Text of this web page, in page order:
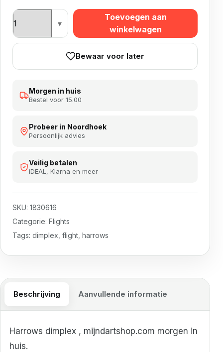
Dimplex aantal
Toevoegen aan
winkelwagen
Bewaar voor later
Morgen in huis
Bestel voor 15.00
Probeer in Noordhoek
Persoonlijk advies
Veilig betalen
iDEAL, Klarna en meer
SKU: 1830616
Categorie: Flights
Tags: dimplex, flight, harrows
Beschrijving Aanvullende informatie
Harrows dimplex , mijndartshop.com morgen in
huis.